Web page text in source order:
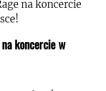
koncercie w